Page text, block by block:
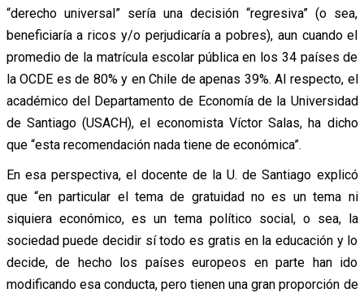
“derecho universal” sería una decisión “regresiva” (o sea,
beneficiaría a ricos y/o perjudicaría a pobres), aun cuando el
promedio de la matrícula escolar pública en los 34 países de
la OCDE es de 80% y en Chile de apenas 39%. Al respecto, el
académico del Departamento de Economía de la Universidad
de Santiago (USACH), el economista Víctor Salas, ha dicho
que “esta recomendación nada tiene de económica”.
En esa perspectiva, el docente de la U. de Santiago explicó
que “en particular el tema de gratuidad no es un tema ni
siquiera económico, es un tema político social, o sea, la
sociedad puede decidir sí todo es gratis en la educación y lo
decide, de hecho los países europeos en parte han ido
modificando esa conducta, pero tienen una gran proporción de